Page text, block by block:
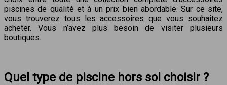
piscines de qualité et à un prix bien abordable. Sur ce site,
vous trouverez tous les accessoires que vous souhaitez
acheter. Vous n’avez plus besoin de visiter plusieurs
boutiques.
Quel type de piscine hors sol choisir ?